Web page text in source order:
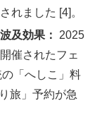
れました [4]。
及効果：
2025
催されたフェ
「へしこ」料
旅」予約が急